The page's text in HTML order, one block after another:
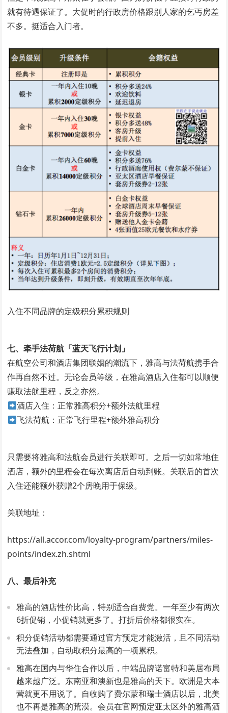
就有待遇保证了。大促时的行政房价格跟别人家的乞丐房差
不多。挺适合入门者。
入住不同品牌的定级积分累积规则
七、牵手法荷航「蓝天飞行计划」
在航空公司和酒店集团联姻的潮流下，雅高与法荷航携手合
作再自然不过。无论会员等级，在雅高酒店入住都可以顺便
赚取法航里程，反之亦然。
酒店入住：正常雅高积分+额外法航里程
飞法荷航：正常飞行里程+额外雅高积分
只需要将雅高和法航会员进行关联即可。之后一切如常地住
酒店，额外的里程会在每次离店后自动到账。关联后的首次
入住还能额外获赠2个房晚用于保级。
关联地址：
https://all.accor.com/loyalty-program/partners/miles-
points/index.zh.shtml
八、最后补充
雅高的酒店性价比高，特别适合自费党。一年至少有两次
6折促销，小促销就更多了。打折后价格都很实在。
积分促销活动都需要通过官方预定才能激活，且不同活动
无法叠加，自动取积分最高的一项累积。
雅高在国内与华住合作以后，中端品牌诺富特和美居布局
越来越广泛。东南亚和澳新也是雅高的天下。欧洲是大本
营就更不用说了。自收购了费尔蒙和瑞士酒店以后，北美
也不再是雅高的荒漠。会员在官网预定亚太区外的雅高酒